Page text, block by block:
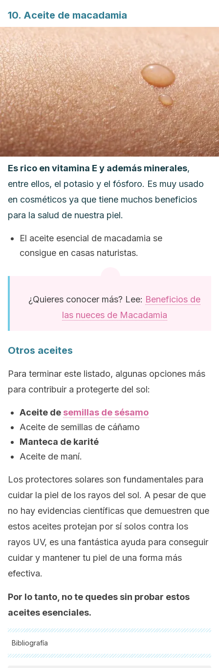
10. Aceite de macadamia
Es rico en vitamina E y además minerales,
entre ellos, el potasio y el fósforo. Es muy usado
en cosméticos ya que tiene muchos beneficios
para la salud de nuestra piel.
El aceite esencial de macadamia se
consigue en casas naturistas.
¿Quieres conocer más? Lee: Beneficios de
las nueces de Macadamia
Otros aceites
Para terminar este listado, algunas opciones más
para contribuir a protegerte del sol:
Aceite de semillas de sésamo
Aceite de semillas de cáñamo
Manteca de karité
Aceite de maní.
Los protectores solares son fundamentales para
cuidar la piel de los rayos del sol. A pesar de que
no hay evidencias científicas que demuestren que
estos aceites protejan por sí solos contra los
rayos UV, es una fantástica ayuda para conseguir
cuidar y mantener tu piel de una forma más
efectiva.
Por lo tanto, no te quedes sin probar estos
aceites esenciales.
Bibliografía
Todas las fuentes citadas fueron revisadas a profundidad por